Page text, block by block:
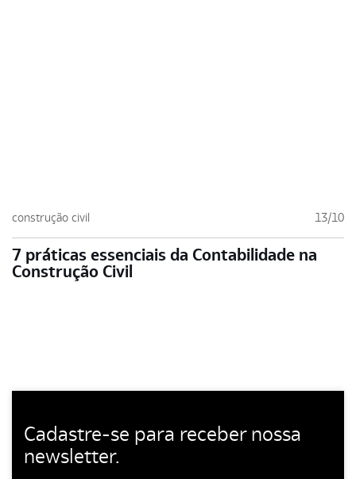
construção civil 13/10
7 práticas essenciais da Contabilidade na
Construção Civil
Cadastre-se para receber nossa
newsletter.